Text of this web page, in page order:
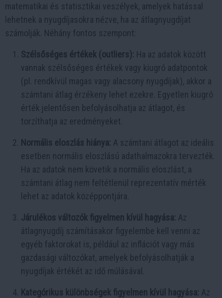
matematikai és statisztikai veszélyek, amelyek hatással
lehetnek a nyugdíjasokra nézve, ha az átlagnyugdíjat
számolják. Néhány fontos szempont:
Szélsőséges értékek (outliers): Ha az adatok között
vannak szélsőséges értékek vagy kiugró adatpontok
(pl. rendkívül magas vagy alacsony nyugdíjak), akkor a
számtani átlag érzékeny lehet ezekre. Egyetlen kiugró
érték jelentősen befolyásolhatja az átlagot, és
torzíthatja az eredményeket.
Normális eloszlás hiánya: A számtani átlagot az ideális
esetben normális eloszlású adathalmazokra tervezték.
Ha az adatok nem követik a normális eloszlást, a
számtani átlag nem feltétlenül reprezentatív mérték
lehet az adatok középpontjára.
Járulékos változók figyelmen kívül hagyása: Az
átlagnyugdíj számításakor figyelembe kell venni az
egyéb faktorokat is, például az inflációt vagy más
gazdasági változókat, amelyek befolyásolhatják a
nyugdíjak értékét az idő múlásával.
Kategórikus különbségek figyelmen kívül hagyása: Az